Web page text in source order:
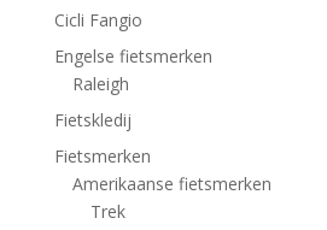
Cicli Fangio
Engelse fietsmerken
Raleigh
Fietskledij
Fietsmerken
Amerikaanse fietsmerken
Trek